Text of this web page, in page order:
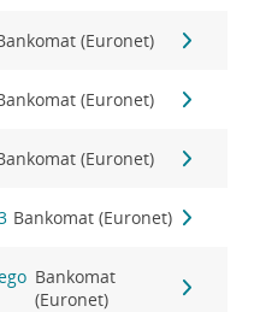
(Euronet)
(Euronet)
(Euronet)
Bankomat (Euronet)
Bankomat
(Euronet)